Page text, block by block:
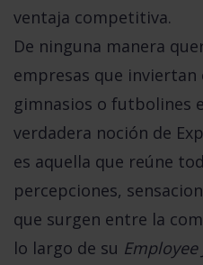
ventaja competitiva.
De ninguna manera
empresas que
gimnasios o futbolines
verdadera noción de
es aquella que reúne
percepciones,
que surgen entre la
lo largo de su Employee